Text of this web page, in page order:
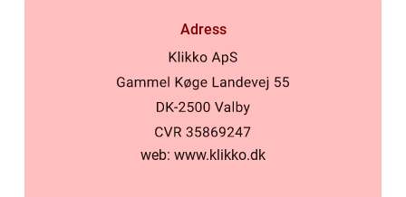
Adress
web: www.klikko.dk